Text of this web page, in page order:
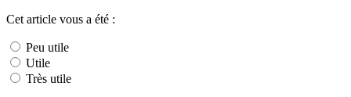
Cet article vous a été :
Peu utile
Utile
Très utile